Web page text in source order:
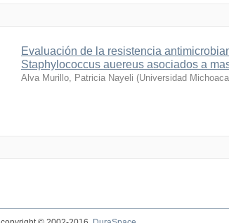
Evaluación de la resistencia
Staphylococcus auereus asociados a
Alva Murillo, Patricia Nayeli (Universidad